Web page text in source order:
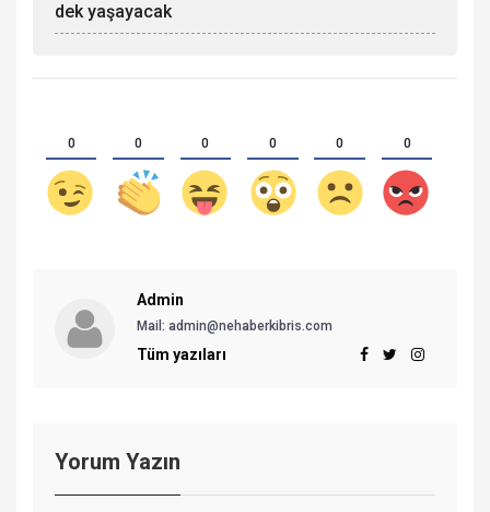
dek yaşayacak
0 0 0 0 0 0
Admin
Mail: admin@nehaberkibris.com
Tüm yazıları
Yorum Yazın